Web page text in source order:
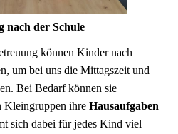
nach der Schule
können Kinder nach
um bei uns die Mittagszeit und
Bei Bedarf können sie
Kleingruppen ihreHausaufgaben
sich dabei für jedes Kind viel